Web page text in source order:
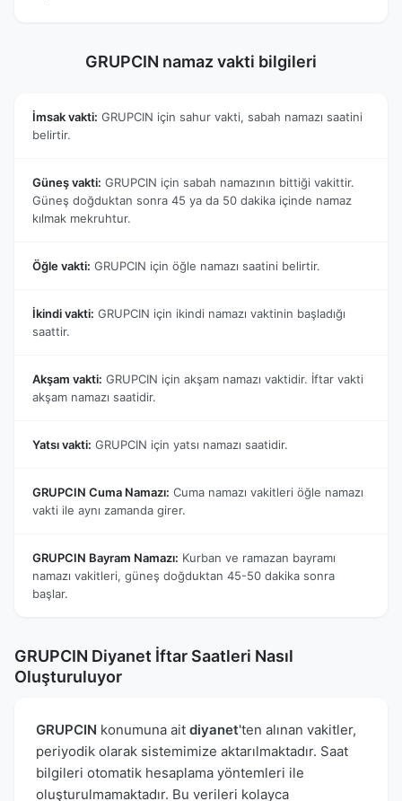
GRUPCIN namaz vakti bilgileri
İmsak vakti: GRUPCIN için sahur vakti, sabah namazı saatini
belirtir.
Güneş vakti: GRUPCIN için sabah namazının bittiği vakittir.
Güneş doğduktan sonra 45 ya da 50 dakika içinde namaz
kılmak mekruhtur.
Öğle vakti: GRUPCIN için öğle namazı saatini belirtir.
İkindi vakti: GRUPCIN için ikindi namazı vaktinin başladığı
saattir.
Akşam vakti: GRUPCIN için akşam namazı vaktidir. İftar vakti
akşam namazı saatidir.
Yatsı vakti: GRUPCIN için yatsı namazı saatidir.
GRUPCIN Cuma Namazı: Cuma namazı vakitleri öğle namazı
vakti ile aynı zamanda girer.
GRUPCIN Bayram Namazı: Kurban ve ramazan bayramı
namazı vakitleri, güneş doğduktan 45-50 dakika sonra
başlar.
GRUPCIN Diyanet İftar Saatleri Nasıl
Oluşturuluyor
GRUPCIN konumuna ait diyanet'ten alınan vakitler,
periyodik olarak sistemimize aktarılmaktadır. Saat
bilgileri otomatik hesaplama yöntemleri ile
oluşturulmamaktadır. Bu verileri kolayca